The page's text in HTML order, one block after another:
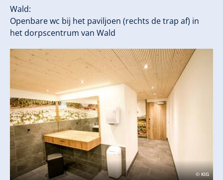
Wald:
Openbare wc bij het paviljoen (rechts de trap af) in
het dorpscentrum van Wald
© KIG